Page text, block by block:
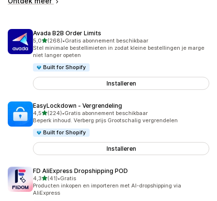
Avada B2B Order Limits
5,0van 5 sterren
(268)
268 recensies in totaal
•Gratis abonnement beschikbaar
Stel minimale bestellimieten in zodat kleine bestellingen je marge
niet langer opeten
Built for Shopify
Installeren
EasyLockdown ‑ Vergrendeling
4,5van 5 sterren
(224)
224 recensies in totaal
•Gratis abonnement beschikbaar
Beperk inhoud. Verberg prijs Grootschalig vergrendelen
Built for Shopify
Installeren
FD AliExpress Dropshipping POD
4,3van 5 sterren
(41)
41 recensies in totaal
•Gratis
Producten inkopen en importeren met AI-dropshipping via
AliExpress